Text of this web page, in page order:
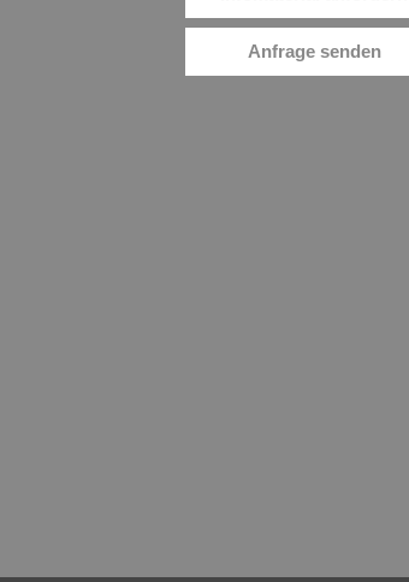
Anfrage senden